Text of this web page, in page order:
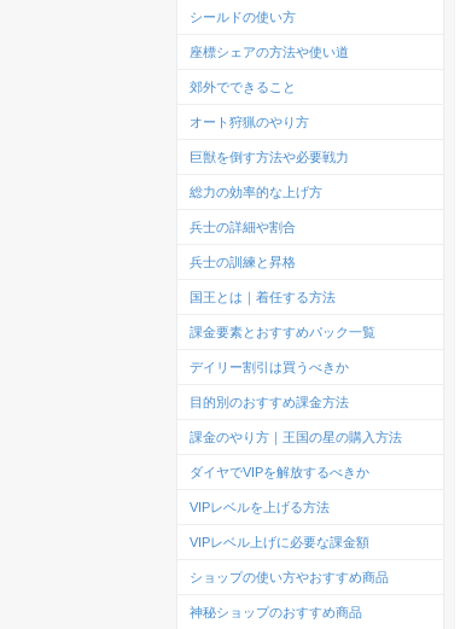
シールドの使い方
座標シェアの方法や使い道
郊外でできること
オート狩猟のやり方
巨獣を倒す方法や必要戦力
総力の効率的な上げ方
兵士の詳細や割合
兵士の訓練と昇格
国王とは｜着任する方法
課金要素とおすすめパック一覧
デイリー割引は買うべきか
目的別のおすすめ課金方法
課金のやり方｜王国の星の購入方法
ダイヤでVIPを解放するべきか
VIPレベルを上げる方法
VIPレベル上げに必要な課金額
ショップの使い方やおすすめ商品
神秘ショップのおすすめ商品